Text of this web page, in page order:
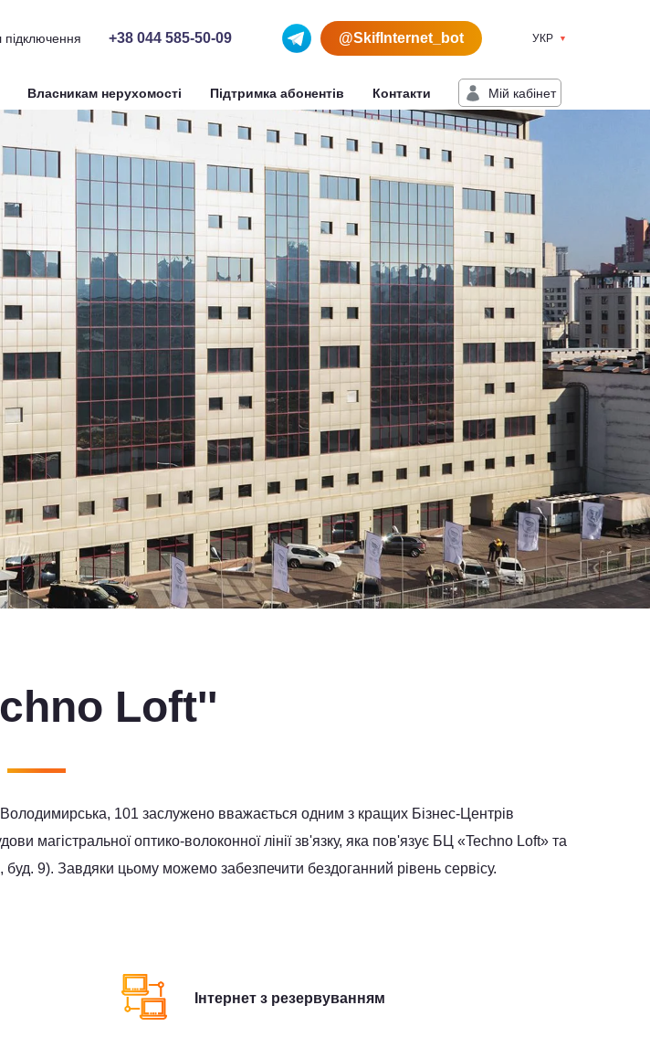
підключення +38 044 585-50-09 @SkifInternet_bot УКР
Власникам нерухомості Підтримка абонентів Контакти Мiй кабiнет
Loft''
101 заслужено вважається одним з кращих Бізнес-Центрів
магістральної оптико-волоконної лінії зв'язку, яка пов'язує БЦ «Techno Loft» та
9). Завдяки цьому можемо забезпечити бездоганний рівень сервісу.
Інтернет з резервуванням